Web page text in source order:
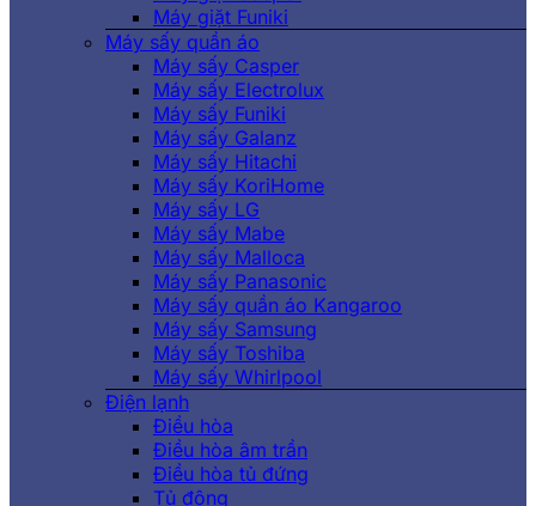
Máy giặt Funiki
Máy sấy quần áo
Máy sấy Casper
Máy sấy Electrolux
Máy sấy Funiki
Máy sấy Galanz
Máy sấy Hitachi
Máy sấy KoriHome
Máy sấy LG
Máy sấy Mabe
Máy sấy Malloca
Máy sấy Panasonic
Máy sấy quần áo Kangaroo
Máy sấy Samsung
Máy sấy Toshiba
Máy sấy Whirlpool
Điện lạnh
Điều hòa
Điều hòa âm trần
Điều hòa tủ đứng
Tủ đông